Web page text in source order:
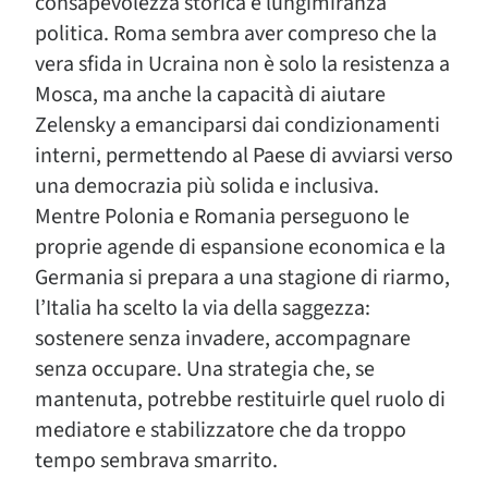
politica. Roma sembra aver compreso che la
vera sfida in Ucraina non è solo la resistenza a
Mosca, ma anche la capacità di aiutare
Zelensky a emanciparsi dai condizionamenti
interni, permettendo al Paese di avviarsi verso
una democrazia più solida e inclusiva.
Mentre Polonia e Romania perseguono le
proprie agende di espansione economica e la
Germania si prepara a una stagione di riarmo,
l’Italia ha scelto la via della saggezza:
sostenere senza invadere, accompagnare
senza occupare. Una strategia che, se
mantenuta, potrebbe restituirle quel ruolo di
mediatore e stabilizzatore che da troppo
tempo sembrava smarrito.